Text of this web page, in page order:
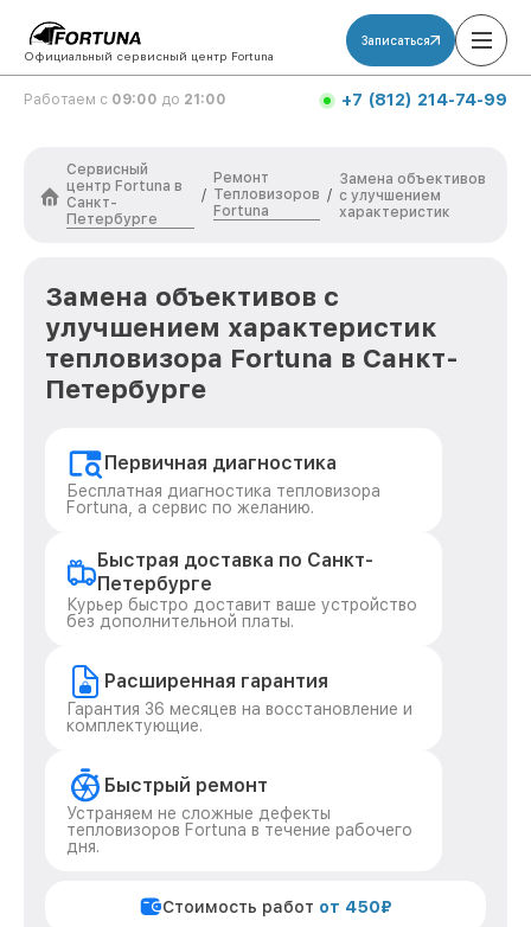
Официальный сервисный центр Fortuna
Записаться
Работаем с 09:00 до 21:00 +7 (812) 214-74-99
Сервисный
центр Fortuna в
Санкт-
Петербурге
/
Ремонт
Тепловизоров
Fortuna
/
Замена объективов
с улучшением
характеристик
Замена объективов с
улучшением характеристик
тепловизора Fortuna в Санкт-
Петербурге
Первичная диагностика
Бесплатная диагностика тепловизора
Fortuna, а сервис по желанию.
Быстрая доставка по Санкт-
Петербурге
Курьер быстро доставит ваше устройство
без дополнительной платы.
Расширенная гарантия
Гарантия 36 месяцев на восстановление и
комплектующие.
Быстрый ремонт
Устраняем не сложные дефекты
тепловизоров Fortuna в течение рабочего
дня.
Стоимость работ от 450₽